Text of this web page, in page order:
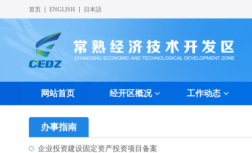
首页 ENGLISH 日本語
网站首页 经开区概况
经开区简介
工作动态
经济发展
产业布局
声谷快讯
教育事业
办事指南
办事指南
企业投资建设固定资产投资项目备案